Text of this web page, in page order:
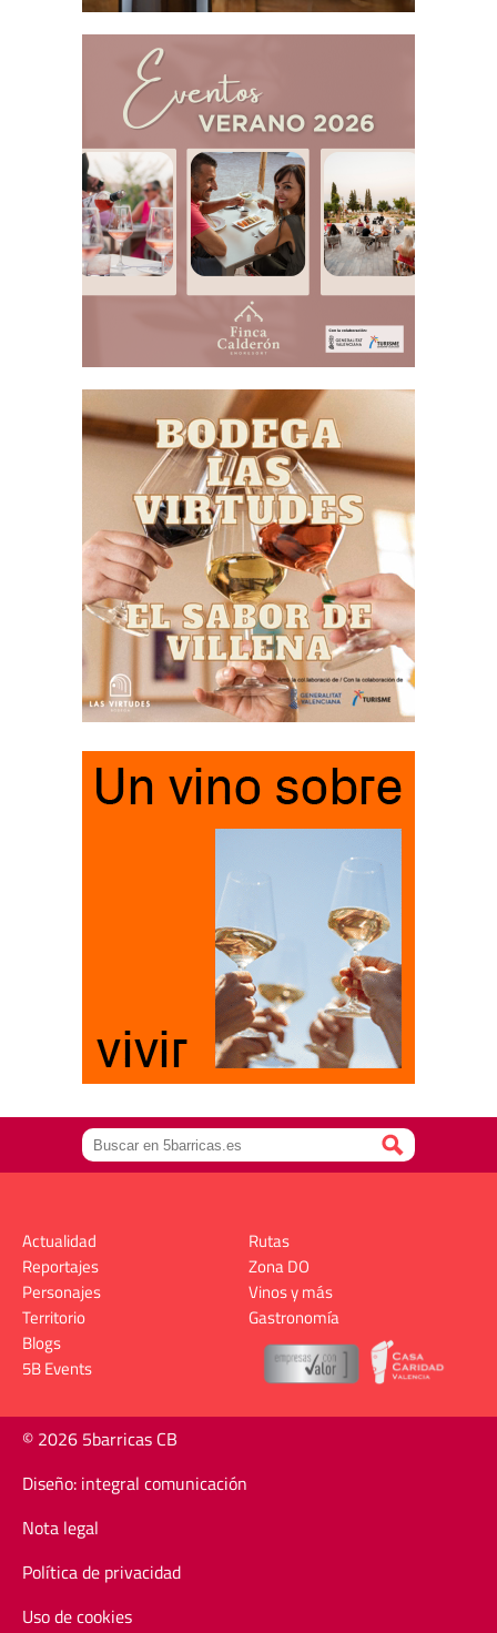
Actualidad
Reportajes
Personajes
Territorio
Rutas
Zona DO
Vinos y más
Gastronomía
Blogs
5B Events
© 2026 5barricas CB
Diseño: integral comunicación
Nota legal
Política de privacidad
Uso de cookies